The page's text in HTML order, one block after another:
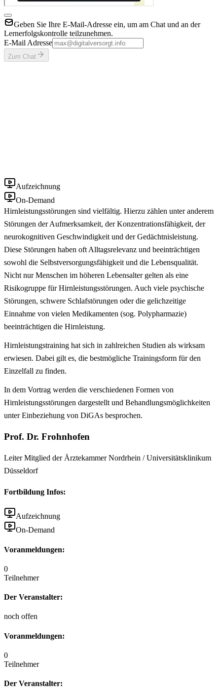
Geben Sie Ihre E-Mail-Adresse ein, um am Chat und an der
Lernerfolgskontrolle teilzunehmen.
E-Mail Adresse
Zum Chat
Aufzeichnung
On-Demand
Hirnleistungsstörungen sind vielfältig. Hierzu zählen unter anderem
Störungen der Aufmerksamkeit, der Konzentrationsfähigkeit, der
neurokognitiven Geschwindigkeit und der Gedächtnisleistung.
Diese Störungen haben oft Alltagsrelevanz und beeinträchtigen
sowohl die Selbstversorgungsfähigkeit und die Lebensqualität.
Nicht nur Menschen im höheren Lebensalter gelten als eine
Risikogruppe für Hirnleistungsstörungen. Auch viele psychische
Störungen, schwere Schlafstörungen oder die gelichzeitige
Einnahme von vielen Medikamenten (sog. Polypharmazie)
beeinträchtigen die Hirnleistung.
Hirnleistungstraining hat sich in zahlreichen Studien als wirksam
erwiesen. Dabei gilt es, die bestmögliche Trainingsform für den
Einzelfall zu finden.
In dem Vortrag werden die verschiedenen Formen von
Hirnleistungsstörungen dargestellt und Behandlungsmöglichkeiten
unter Einbeziehung von DiGAs besprochen.
Prof. Dr. Frohnhofen
Leiter Mitglied der Ärztekammer Nordrhein / Universitätsklinikum
Düsseldorf
Fortbildung Infos:
Aufzeichnung
On-Demand
Voranmeldungen:
0
Teilnehmer
Der Veranstalter:
noch offen
Voranmeldungen:
0
Teilnehmer
Der Veranstalter: